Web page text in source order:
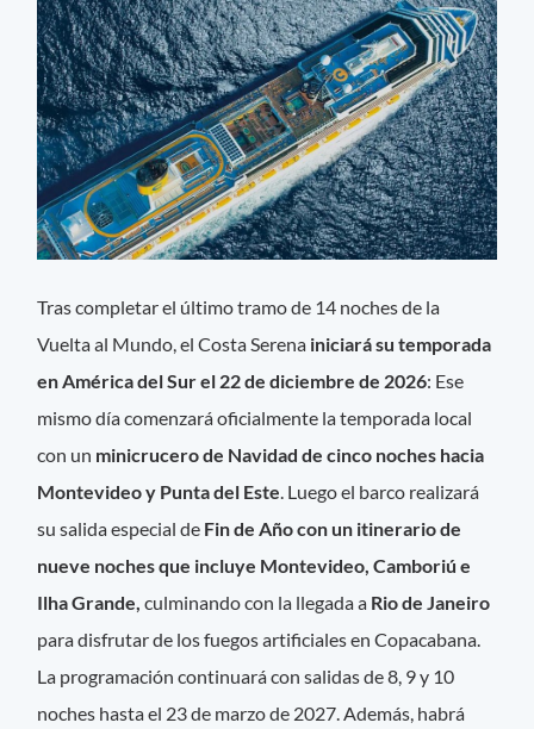
Tras completar el último tramo de 14 noches de la
Vuelta al Mundo, el Costa Serena iniciará su temporada
en América del Sur el 22 de diciembre de 2026: Ese
mismo día comenzará oficialmente la temporada local
con un minicrucero de Navidad de cinco noches hacia
Montevideo y Punta del Este. Luego el barco realizará
su salida especial de Fin de Año con un itinerario de
nueve noches que incluye Montevideo, Camboriú e
Ilha Grande, culminando con la llegada a Rio de Janeiro
para disfrutar de los fuegos artificiales en Copacabana.
La programación continuará con salidas de 8, 9 y 10
noches hasta el 23 de marzo de 2027. Además, habrá